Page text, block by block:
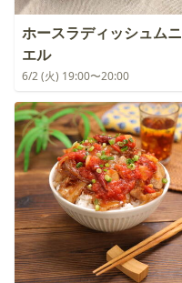
ホースラディッシュムニ
エル
6/2 (火) 19:00〜20:00